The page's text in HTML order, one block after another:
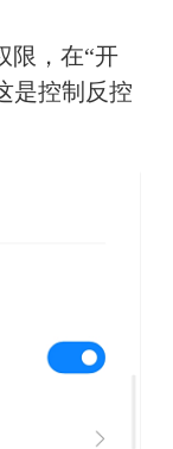
限，在“开
是控制反控